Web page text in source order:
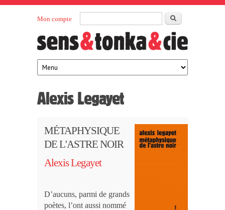
Rechercher
Mon compte
Sens et
Tonka
éditeurs
maison
d’édition
française
Alexis Legayet
MÉTAPHYSIQUE
DE L'ASTRE NOIR
Alexis Legayet
D’aucuns, parmi de grands
poètes, l’ont aussi nommé